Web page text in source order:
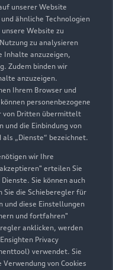
unserer Website
ähnliche Technologien
Website zu
zu analysieren
Inhalte anzuzeigen,
Zudem binden wir
anzuzeigen.
Ihrem Browser und
personenbezogene
von Dritten übermittelt
und die Einbindung von
„Dienste“ bezeichnet.
wir Ihre
erteilen Sie
Sie können auch
Sie die Schieberegler für
und diese Einstellungen
und fortfahren"
anklicken, werden
Privacy
verwendet. Sie
von Cookies
Sonntag 11:00